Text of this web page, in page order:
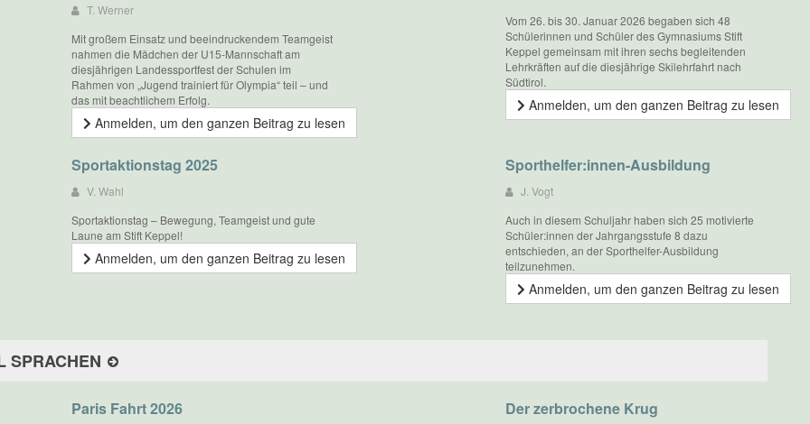
T. Werner
Mit großem Einsatz und beeindruckendem Teamgeist
nahmen die Mädchen der U15-Mannschaft am
diesjährigen Landessportfest der Schulen im
Rahmen von „Jugend trainiert für Olympia“ teil – und
das mit beachtlichem Erfolg.
Anmelden, um den ganzen Beitrag zu lesen
Vom 26. bis 30. Januar 2026 begaben sich 48
Schülerinnen und Schüler des Gymnasiums Stift
Keppel gemeinsam mit ihren sechs begleitenden
Lehrkräften auf die diesjährige Skilehrfahrt nach
Südtirol.
Anmelden, um den ganzen Beitrag zu lesen
Sportaktionstag 2025
V. Wahl
Sportaktionstag – Bewegung, Teamgeist und gute
Laune am Stift Keppel!
Anmelden, um den ganzen Beitrag zu lesen
Sporthelfer:innen-Ausbildung
J. Vogt
Auch in diesem Schuljahr haben sich 25 motivierte
Schüler:innen der Jahrgangsstufe 8 dazu
entschieden, an der Sporthelfer-Ausbildung
teilzunehmen.
Anmelden, um den ganzen Beitrag zu lesen
SPRACHEN
Paris Fahrt 2026 Der zerbrochene Krug